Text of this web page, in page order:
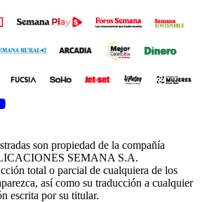
window
son propiedad de la compañía
SEMANA S.A.
total o parcial de cualquiera de los
así como su traducción a cualquier
escrita por su titular.